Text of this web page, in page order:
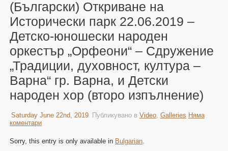
(Български) Откриване на
Исторически парк 22.06.2019 –
Детско-юношески народен
оркестър „Орфеони“ – Сдружение
„Традиции, духовност, култура –
Варна“ гр. Варна, и Детски
народен хор (второ изпълнение)
Saturday June 22nd, 2019 Публикувано в Video, Galleries Няма
коментари
Sorry, this entry is only available in Bulgarian.